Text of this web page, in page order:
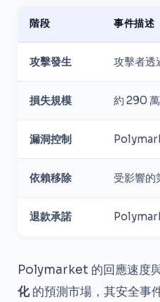
階段 事件描述
攻擊發生 攻擊者透
損失規模 約 290
漏洞控制
依賴移除 受影響的
退款承諾
Polymarket 的回應速度
化的預測市場，其安全事